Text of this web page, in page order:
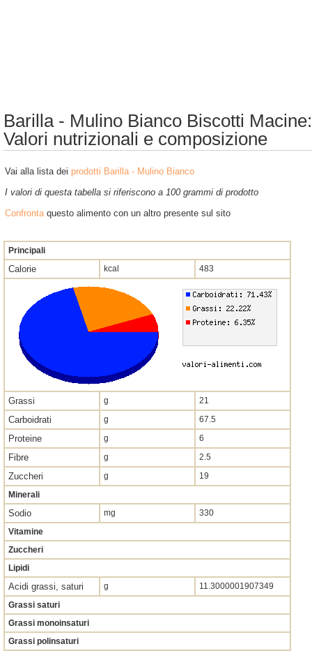
Barilla - Mulino Bianco Biscotti Macine:
Valori nutrizionali e composizione
Vai alla lista dei prodotti Barilla - Mulino Bianco
I valori di questa tabella si riferiscono a 100 grammi di prodotto
Confrontaquesto alimento con un altro presente sul sito
Principali
Calorie kcal 483
Grassi g 21
Carboidrati g 67.5
Proteine g 6
Fibre g 2.5
Zuccheri g
19
Minerali
Sodio mg
330
Vitamine
Zuccheri
Lipidi
Acidi grassi, saturi g
11.3000001907349
Grassi saturi
Grassi monoinsaturi
Grassi polinsaturi